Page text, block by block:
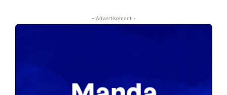
- Advertisement -